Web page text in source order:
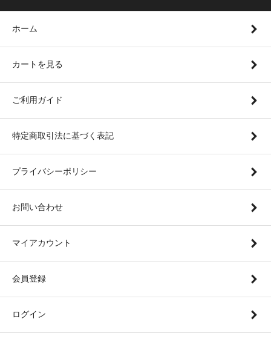
ホーム
カートを見る
ご利用ガイド
特定商取引法に基づく表記
プライバシーポリシー
お問い合わせ
マイアカウント
会員登録
ログイン